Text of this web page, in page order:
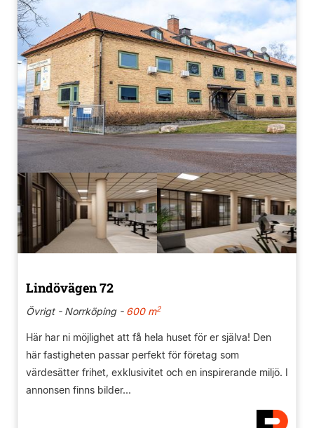
Lindövägen 72
Övrigt - Norrköping -600 m2
Här har ni möjlighet att få hela huset för er själva! Den
här fastigheten passar perfekt för företag som
värdesätter frihet, exklusivitet och en inspirerande miljö. I
annonsen finns bilder...